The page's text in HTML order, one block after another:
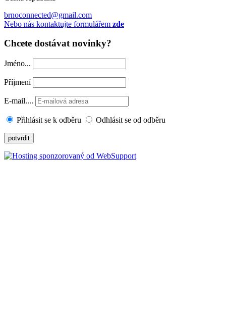
brnoconnected@gmail.com
Nebo nás kontaktujte formulářem zde
Chcete dostávat novinky?
Jméno...
Příjmení
E-mail....
Přihlásit se k odběru Odhlásit se od odběru